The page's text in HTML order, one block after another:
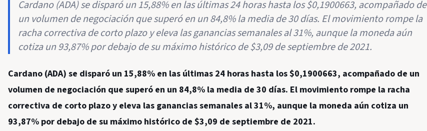
Cardano (ADA) se disparó un 15,88% en las últimas 24 horas hasta los $0,1900663, acompañado de
un volumen de negociación que superó en un 84,8% la media de 30 días. El movimiento rompe la
racha correctiva de corto plazo y eleva las ganancias semanales al 31%, aunque la moneda aún
cotiza un 93,87% por debajo de su máximo histórico de $3,09 de septiembre de 2021.
Cardano (ADA) se disparó un 15,88% en las últimas 24 horas hasta los $0,1900663, acompañado de un
volumen de negociación que superó en un 84,8% la media de 30 días. El movimiento rompe la racha
correctiva de corto plazo y eleva las ganancias semanales al 31%, aunque la moneda aún cotiza un
93,87% por debajo de su máximo histórico de $3,09 de septiembre de 2021.